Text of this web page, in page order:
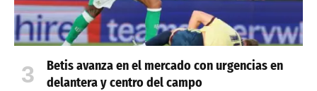
Betis avanza en el mercado con urgencias en
delantera y centro del campo